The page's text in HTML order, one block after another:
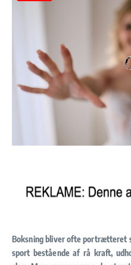
Boksning bliver ofte portrætteret
sport bestående af rå kraft,